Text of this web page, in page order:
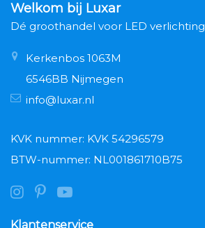
Welkom bij Luxar
Dé groothandel voor LED verlichting
Kerkenbos 1063M
6546BB Nijmegen
info@luxar.nl
KVK nummer: KVK 54296579
BTW-nummer: NL001861710B75
Klantenservice